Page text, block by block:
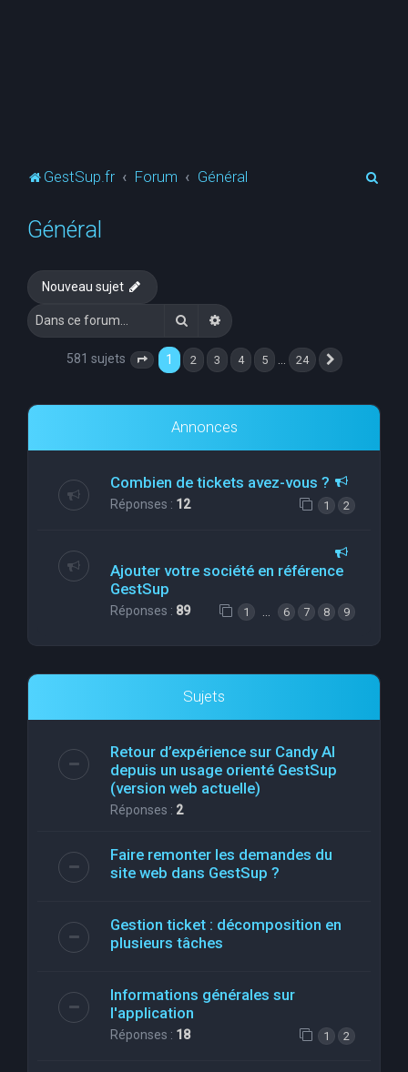
GestSup.fr Forum Général
Général
Nouveau sujet
RechercherRecherche avancée
581 sujets Page 1 sur 24
1 2 3 4 5 24
Annonces
Combien de tickets avez-vous ?
Réponses : 12 1 2
Ajouter votre société en référence
GestSup
Réponses : 89 1 6 7 8 9
Sujets
Retour d’expérience sur Candy AI
depuis un usage orienté GestSup
(version web actuelle)
Réponses : 2
Faire remonter les demandes du
site web dans GestSup ?
Gestion ticket : décomposition en
plusieurs tâches
Informations générales sur
l'application
Réponses : 18 1 2